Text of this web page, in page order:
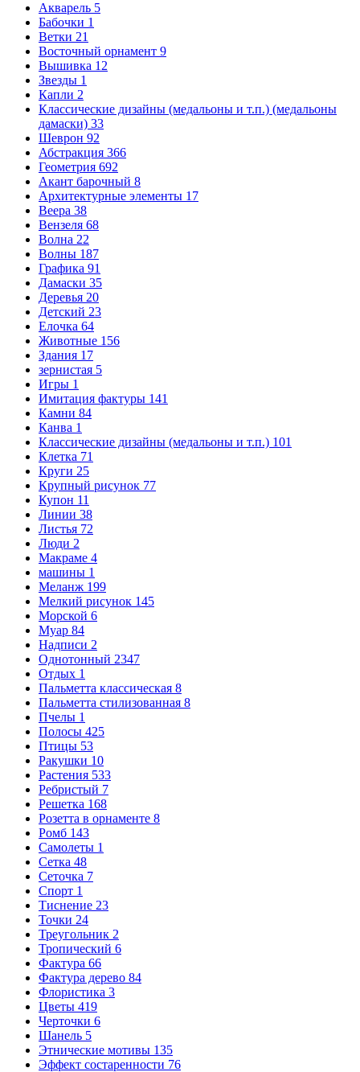
Акварель 5
Бабочки 1
Ветки 21
Восточный орнамент 9
Вышивка 12
Звезды 1
Капли 2
Классические дизайны (медальоны и т.п.) (медальоны
дамаски) 33
Шеврон 92
Абстракция 366
Геометрия 692
Акант барочный 8
Архитектурные элементы 17
Веера 38
Вензеля 68
Волна 22
Волны 187
Графика 91
Дамаски 35
Деревья 20
Детский 23
Елочка 64
Животные 156
Здания 17
зернистая 5
Игры 1
Имитация фактуры 141
Камни 84
Канва 1
Классические дизайны (медальоны и т.п.) 101
Клетка 71
Круги 25
Крупный рисунок 77
Купон 11
Линии 38
Листья 72
Люди 2
Макраме 4
машины 1
Меланж 199
Мелкий рисунок 145
Морской 6
Муар 84
Надписи 2
Однотонный 2347
Отдых 1
Пальметта классическая 8
Пальметта стилизованная 8
Пчелы 1
Полосы 425
Птицы 53
Ракушки 10
Растения 533
Ребристый 7
Решетка 168
Розетта в орнаменте 8
Ромб 143
Самолеты 1
Сетка 48
Сеточка 7
Спорт 1
Тиснение 23
Точки 24
Треугольник 2
Тропический 6
Фактура 66
Фактура дерево 84
Флористика 3
Цветы 419
Черточки 6
Шанель 5
Этнические мотивы 135
Эффект состаренности 76